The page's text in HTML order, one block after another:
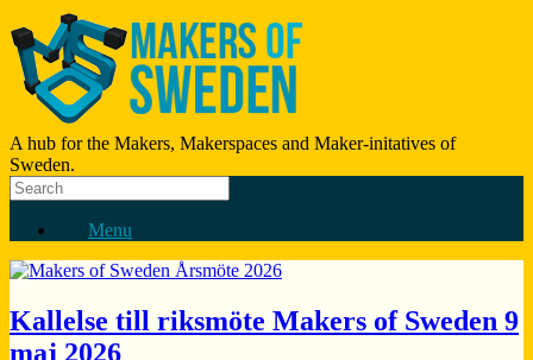
A hub for the Makers, Makerspaces and Maker-initatives of
Sweden.
Menu
Kallelse till riksmöte Makers of Sweden 9
maj 2026